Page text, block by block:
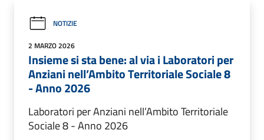
NOTIZIE
2 MARZO 2026
Insieme si sta bene: al via i Laboratori per
Anziani nell’Ambito Territoriale Sociale 8
- Anno 2026
Laboratori per Anziani nell’Ambito Territoriale
Sociale 8 - Anno 2026